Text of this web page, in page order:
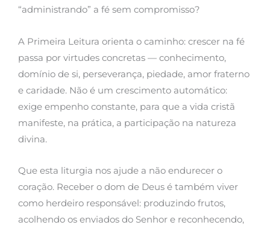
“administrando” a fé sem compromisso?
A Primeira Leitura orienta o caminho: crescer na fé
passa por virtudes concretas — conhecimento,
domínio de si, perseverança, piedade, amor fraterno
e caridade. Não é um crescimento automático:
exige empenho constante, para que a vida cristã
manifeste, na prática, a participação na natureza
divina.
Que esta liturgia nos ajude a não endurecer o
coração. Receber o dom de Deus é também viver
como herdeiro responsável: produzindo frutos,
acolhendo os enviados do Senhor e reconhecendo,